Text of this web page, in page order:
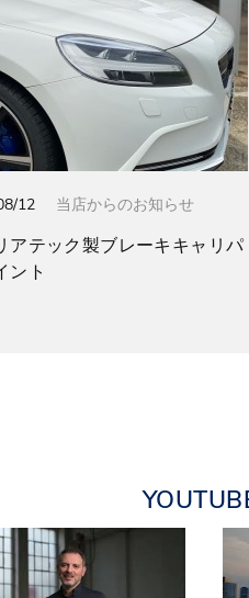
12 当店からのお知らせ
アテック製ブレーキキャリパ
ント